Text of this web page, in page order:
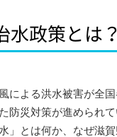
水政策とは
による洪水被害が全
防災対策が進められて
」とは何か、なぜ滋